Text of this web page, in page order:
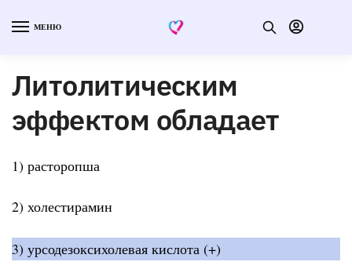
МЕНЮ
Литолитическим
эффектом обладает
1) расторопша
2) холестирамин
3) урсодезоксихолевая кислота (+)